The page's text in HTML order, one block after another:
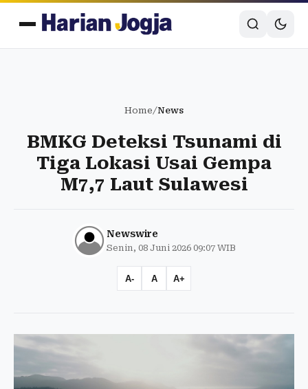
Home/News
BMKG Deteksi Tsunami di
Tiga Lokasi Usai Gempa
M7,7 Laut Sulawesi
Newswire
Senin, 08 Juni 2026 09:07 WIB
A- A A+